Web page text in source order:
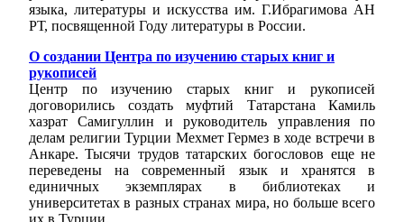
языка, литературы и искусства им. Г.Ибрагимова АН
РТ, посвященной Году литературы в России.
О создании Центра по изучению старых книг и
рукописей
Центр по изучению старых книг и рукописей
договорились создать муфтий Татарстана Камиль
хазрат Самигуллин и руководитель управления по
делам религии Турции Мехмет Гермез в ходе встречи в
Анкаре. Тысячи трудов татарских богословов еще не
переведены на современный язык и хранятся в
единичных экземплярах в библиотеках и
университетах в разных странах мира, но больше всего
их в Турции.